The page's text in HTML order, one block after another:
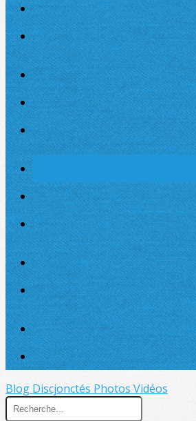
Blog Discjonctés Photos Vidéos